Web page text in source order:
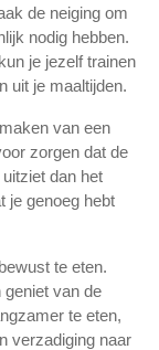
de neiging om
nodig hebben.
je jezelf trainen
uit je maaltijden.
van een
zorgen dat de
dan het
je genoeg hebt
te eten.
geniet van de
te eten,
verzadiging naar